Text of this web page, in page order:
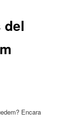
del
Encara